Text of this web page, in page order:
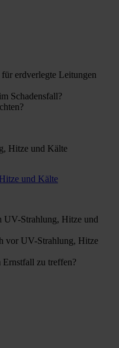
erdverlegte Leitungen
Schadensfall?
und Kälte
UV-Strahlung, Hitze und
vor UV-Strahlung, Hitze
Ernstfall zu treffen?